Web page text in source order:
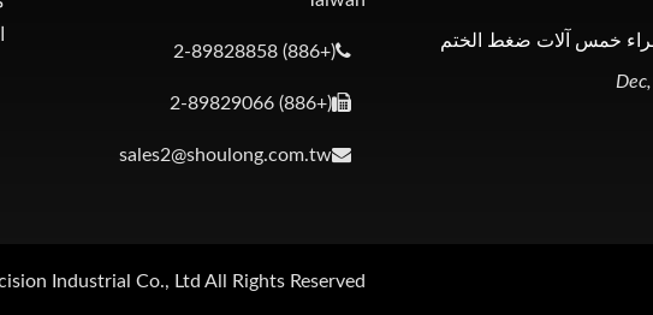
(+886) 2-89828858
(+886) 2-89829066
sales2@shoulong.com.tw
Industrial Co., Ltd. All Rights Reserved.